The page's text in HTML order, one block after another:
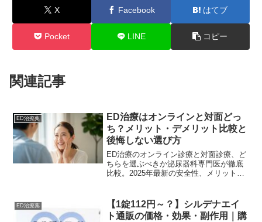
X Facebook はてブ
Pocket LINE コピー
関連記事
ED治療薬
ED治療はオンラインと対面どっ
ち？メリット・デメリット比較と
後悔しない選び方
ED治療のオンライン診療と対面診療、ど
ちらを選ぶべきか泌尿器科専門医が徹底
比較。2025年最新の安全性、メリット・
の不安なく自信を取り戻すための後悔し
ない選び方ガイドです。
ED治療薬
【1錠112円～？】シルデナエイ
ト通販の価格・効果・副作用｜購